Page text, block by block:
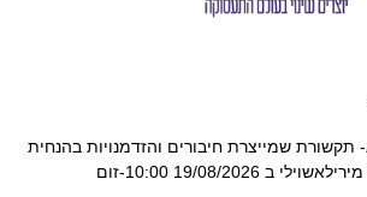
תקשורת שמייצרת חיבורים והזדמנויות בהנחית
ב 19/08/2026 10:00-זום